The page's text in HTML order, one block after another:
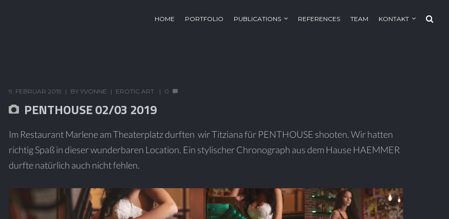
HOME PORTFOLIO PUBLICATIONS REFERENCES TEAM KONTAKT
9. FEBRUAR 2019 BY YVONNE EROTIC ART 0
PENTHOUSE 02/03 2019
Im Restaurant Marlene am Theaterplatz durften wir Titziana für PENTHOUSE shooten. Wir hatten
richtig Spaß in dieser wunderbaren Location. Ein stylischer Chronograph aus dem Hause HAEMMER
durfte natürlich auch nicht fehlen.